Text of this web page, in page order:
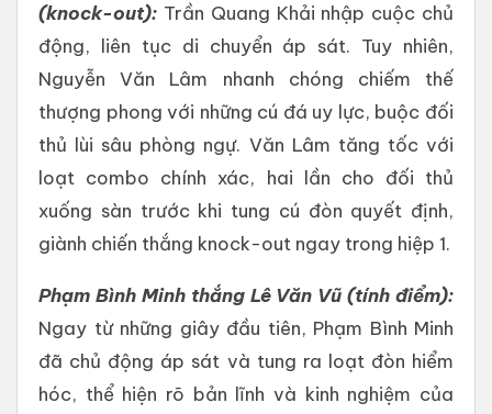
(knock-out): Trần Quang Khải nhập cuộc chủ
động, liên tục di chuyển áp sát. Tuy nhiên,
Nguyễn Văn Lâm nhanh chóng chiếm thế
thượng phong với những cú đá uy lực, buộc đối
thủ lùi sâu phòng ngự. Văn Lâm tăng tốc với
loạt combo chính xác, hai lần cho đối thủ
xuống sàn trước khi tung cú đòn quyết định,
giành chiến thắng knock-out ngay trong hiệp 1.
Phạm Bình Minh thắng Lê Văn Vũ (tính điểm):
Ngay từ những giây đầu tiên, Phạm Bình Minh
đã chủ động áp sát và tung ra loạt đòn hiểm
hóc, thể hiện rõ bản lĩnh và kinh nghiệm của